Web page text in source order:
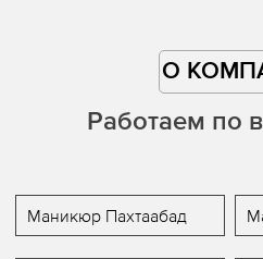
О
Работаем по
Маникюр Пахтаабад